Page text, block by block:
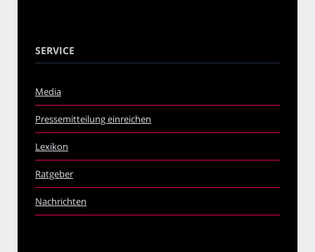
SERVICE
Media
Pressemitteilung einreichen
Lexikon
Ratgeber
Nachrichten